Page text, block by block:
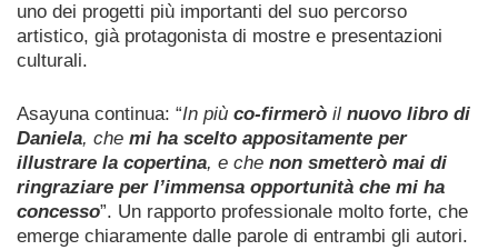
uno dei progetti più importanti del suo percorso
artistico, già protagonista di mostre e presentazioni
culturali.
Asayuna continua: “In più co-firmerò il nuovo libro di
Daniela, che mi ha scelto appositamente per
illustrare la copertina, e che non smetterò mai di
ringraziare per l’immensa opportunità che mi ha
concesso”. Un rapporto professionale molto forte, che
emerge chiaramente dalle parole di entrambi gli autori.